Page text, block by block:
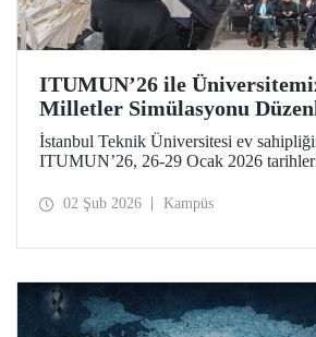
ITUMUN’26 ile
Milletler Simülasyonu
İstanbul Teknik Üniversitesi ev
ITUMUN’26, 26-29 Ocak 2026
hakları ve ekonomi gibi farklı temalara
02 Şub 2026 Kampüs